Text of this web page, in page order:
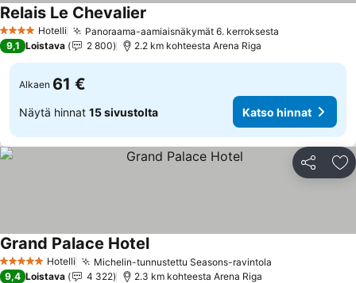
4 Tähtiluokitus
Hotelli Panoraama-aamiaisnäkymät 6. kerroksesta
Relais Le Chevalier
9,1 Loistava 2 800 2.2 km kohteesta Arena Riga
Alkaen 61 €
Näytä hinnat 15 sivustolta Katso hinnat
Jaa
5 Tähtiluokitus
Hotelli Michelin-tunnustettu Seasons-ravintola
Grand Palace Hotel
9,4 Loistava 4 322 2.3 km kohteesta Arena Riga